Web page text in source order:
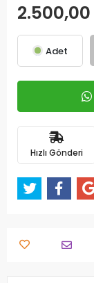
2.500,00
Adet
Hızlı Gönderi